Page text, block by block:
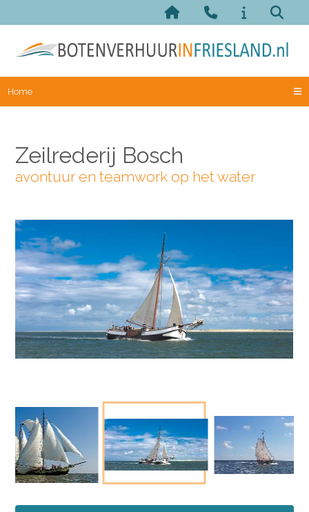
Home
Zeilrederij Bosch
avontuur en teamwork op het water